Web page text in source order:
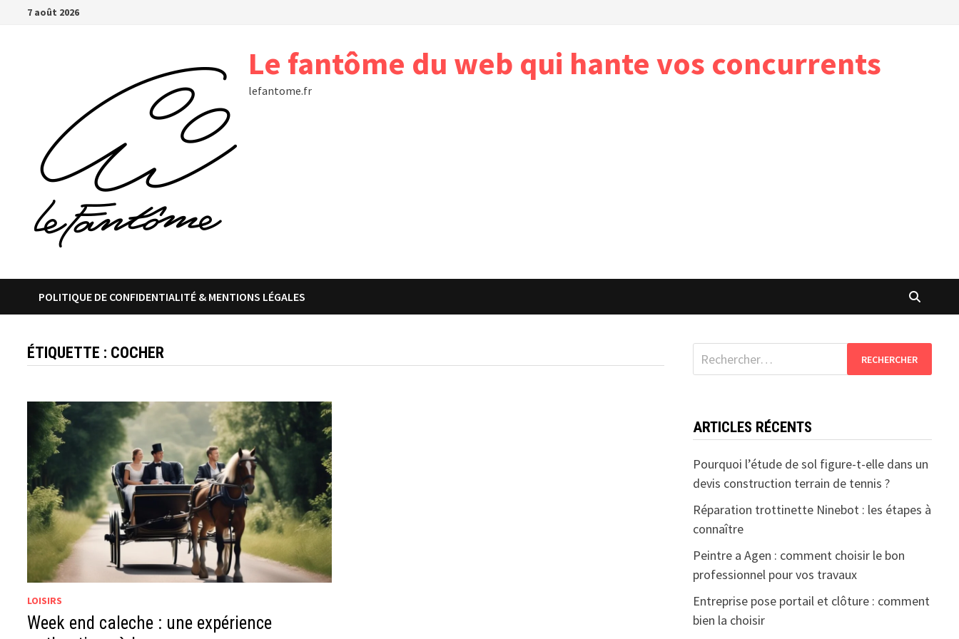
Passer7 août 2026
Le fantôme du web qui hante vos concurrents
lefantome.fr
POLITIQUE DE CONFIDENTIALITÉ & MENTIONS LÉGALES
ÉTIQUETTE : COCHER
LOISIRS
Week end caleche : une expérience
Rechercher :
ARTICLES RÉCENTS
Pourquoi l’étude de sol figure-t-elle dans un
devis construction terrain de tennis ?
Réparation trottinette Ninebot : les étapes à
connaître
Peintre a Agen : comment choisir le bon
professionnel pour vos travaux
Entreprise pose portail et clôture : comment
bien la choisir